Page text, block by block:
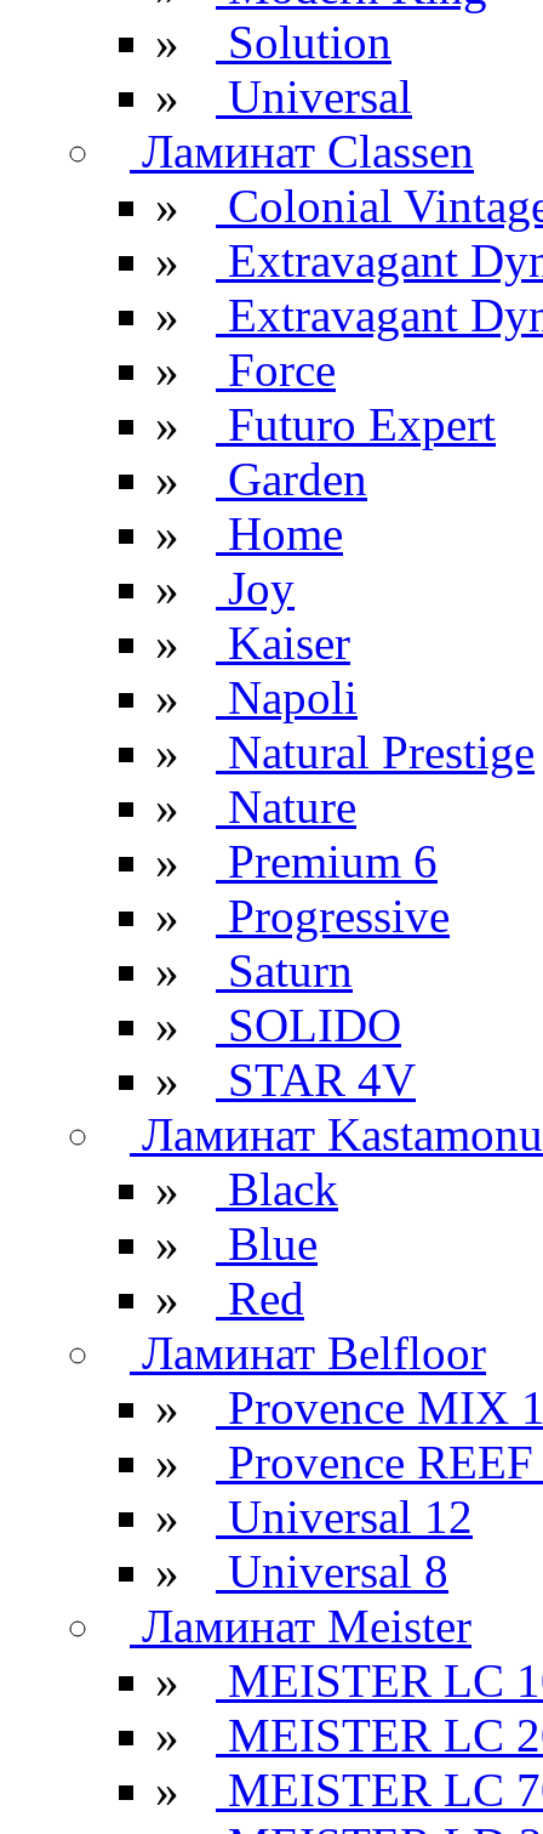
»
Solution
»
Universal
Ламинат Classen
»
Colonial
»
Extravagant
»
Extravagant
»
Force
»
Futuro Expert
»
Garden
»
Home
»
Joy
»
Kaiser
»
Napoli
»
Natural Prestige
»
Nature
»
Premium 6
»
Progressive
»
Saturn
»
SOLIDO
»
STAR 4V
Ламинат Kastamonu
»
Black
»
Blue
»
Red
Ламинат Belfloor
»
Provence MIX
»
Provence
»
Universal 12
»
Universal 8
Ламинат Meister
»
MEISTER LC
»
MEISTER LC
»
MEISTER LC